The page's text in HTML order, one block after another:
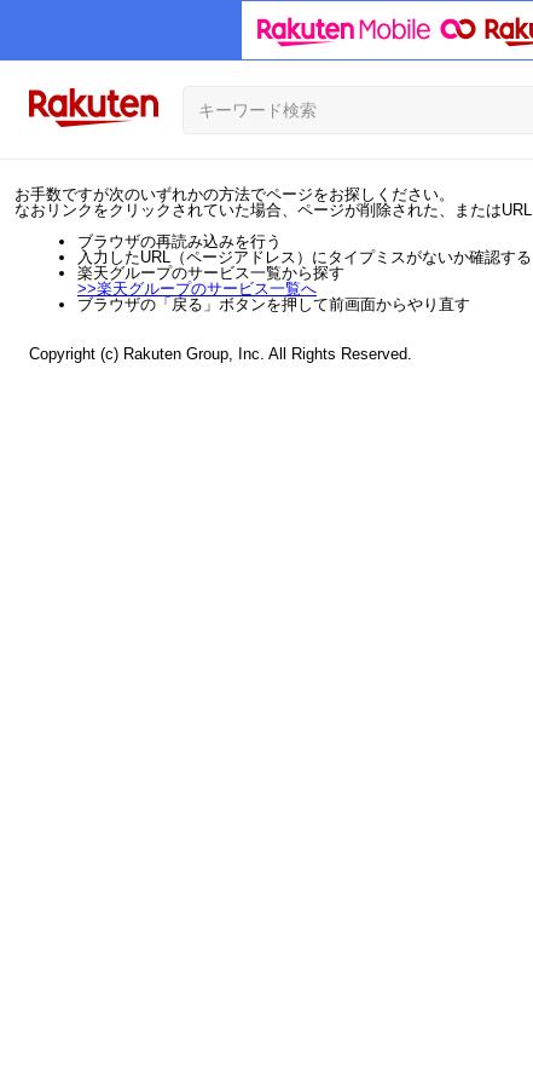
お手数ですが次のいずれかの方法でページをお探しください。
なおリンクをクリックされていた場合、ページが削除された、または
ブラウザの再読み込みを行う
入力したURL（ページアドレス）にタイプミスがないか確認する
楽天グループのサービス一覧から探す
>>楽天グループのサービス一覧へ
ブラウザの「戻る」ボタンを押して前画面からやり直す
Copyright (c) Rakuten Group, Inc. All Rights Reserved.